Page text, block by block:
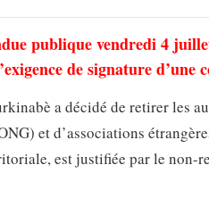
publique vendredi 4
de signature d’une
a décidé de retirer les
et d’associations
est justifiée par le non-